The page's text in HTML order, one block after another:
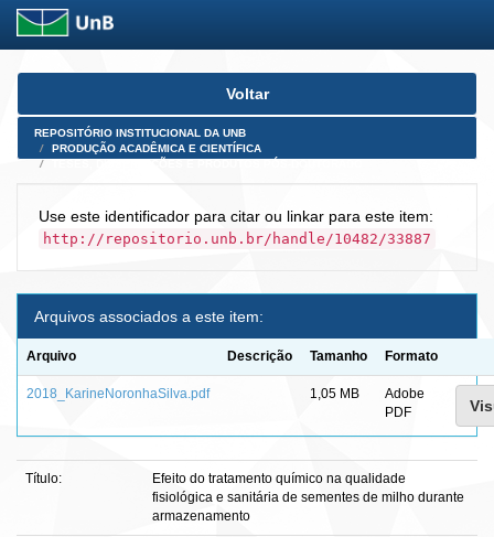
Skip
Voltar
REPOSITÓRIO INSTITUCIONAL DA UNB
PRODUÇÃO ACADÊMICA E CIENTÍFICA
Use este identificador para citar ou linkar para este item:
http://repositorio.unb.br/handle/10482/33887
Arquivos associados a este item:
Arquivo Descrição Tamanho Formato
2018_KarineNoronhaSilva.pdf 1,05 MB
Adobe
PDF
Título:
Efeito do tratamento químico na qualidade
fisiológica e sanitária de sementes de milho durante
armazenamento